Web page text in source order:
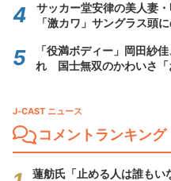
サッカー堂安律の美人妻
「激カワ」サングラス頭
「役満ボディー」岡田紗
れ 国士無双のかわいさ「
J-CAST ニュース
コメントランキング
蓮舫氏「止める人は誰もい